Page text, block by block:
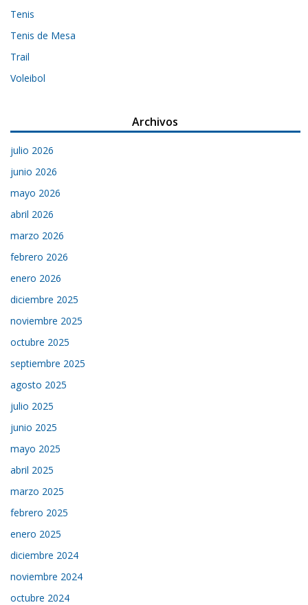
Tenis
Tenis de Mesa
Trail
Voleibol
Archivos
julio 2026
junio 2026
mayo 2026
abril 2026
marzo 2026
febrero 2026
enero 2026
diciembre 2025
noviembre 2025
octubre 2025
septiembre 2025
agosto 2025
julio 2025
junio 2025
mayo 2025
abril 2025
marzo 2025
febrero 2025
enero 2025
diciembre 2024
noviembre 2024
octubre 2024